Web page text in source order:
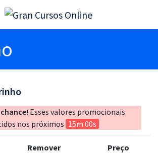
Esses valores promocionais
nos próximos 15m 00s
Remover Preço